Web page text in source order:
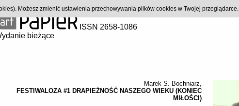
ISSN 2658-1086
bieżące
Marek S. Bochniarz,
FESTIWALOZA #1 DRAPIEŻNOŚĆ NASZEGO WIEKU (KONIEC
MIŁOŚCI)
Możesz zmienić ustawienia przechowywania plików cookies w Twojej przeglądarce.